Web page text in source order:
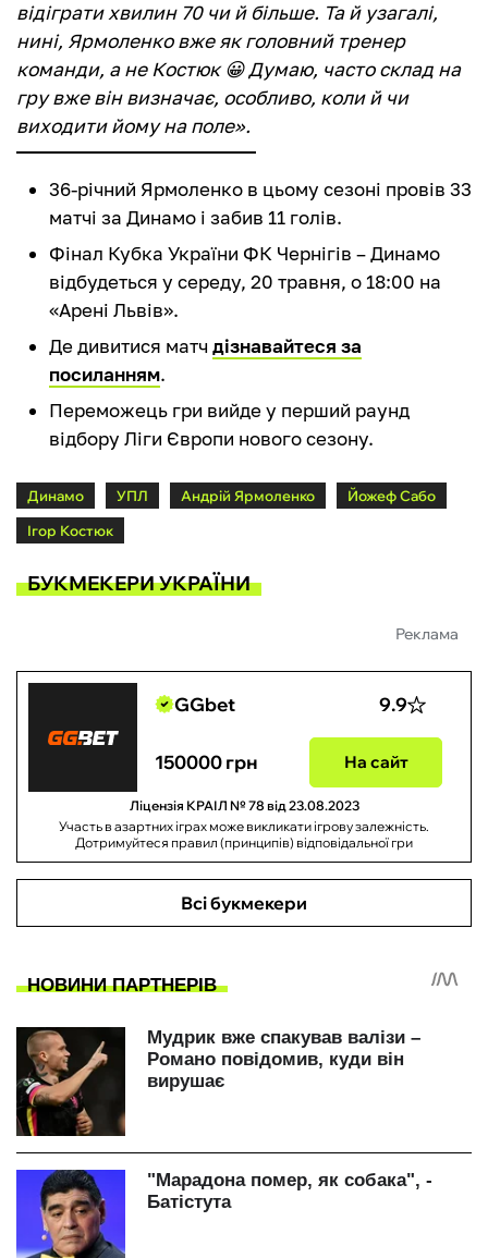
відіграти хвилин 70 чи й більше. Та й узагалі,
нині, Ярмоленко вже як головний тренер
команди, а не Костюк 😀 Думаю, часто склад на
гру вже він визначає, особливо, коли й чи
виходити йому на поле».
36-річний Ярмоленко в цьому сезоні провів 33
матчі за Динамо і забив 11 голів.
Фінал Кубка України ФК Чернігів – Динамо
відбудеться у середу, 20 травня, о 18:00 на
«Арені Львів».
Де дивитися матч дізнавайтеся за
посиланням.
Переможець гри вийде у перший раунд
відбору Ліги Європи нового сезону.
Динамо УПЛ Андрій Ярмоленко
Йожеф Сабо
Ігор Костюк
БУКМЕКЕРИ УКРАЇНИ
Реклама
GGbet 9.9
150000 грн На сайт
Ліцензія КРАІЛ № 78 від 23.08.2023
Участь в азартних іграх може викликати ігрову залежність.
Дотримуйтеся правил (принципів) відповідальної гри
Всі букмекери